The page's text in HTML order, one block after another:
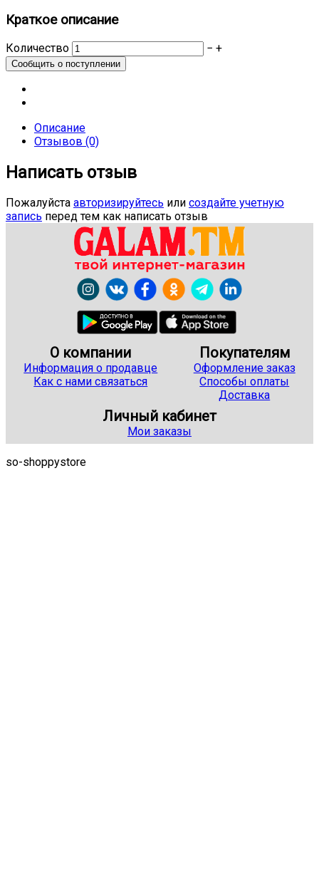
Краткое описание
Количество − +
Описание
Отзывов (0)
Написать отзыв
Пожалуйста авторизируйтесь или создайте учетную
запись перед тем как написать отзыв
О компании
Информация о продавце
Как с нами связаться
Покупателям
Оформление заказ
Способы оплаты
Доставка
Личный кабинет
Мои заказы
so-shoppystore